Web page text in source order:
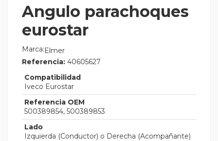
Angulo parachoques
eurostar
Marca:Elmer
Referencia: 40605627
Compatibilidad
Iveco Eurostar
Referencia OEM
500389854, 500389853
Lado
Izquierda (Conductor) o Derecha (Acompañante)